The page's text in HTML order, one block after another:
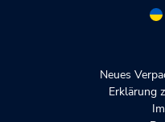
Neues
Erklärung